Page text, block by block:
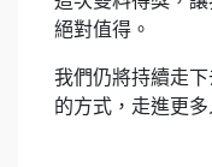
絕對值得。
我們仍將持續走
的方式，走進更多